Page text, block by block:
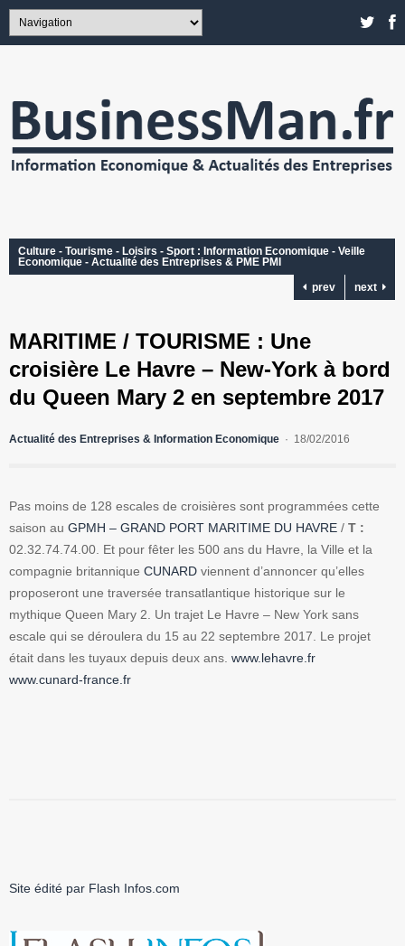
Culture - Tourisme - Loisirs - Sport : Information Economique - Veille
Economique - Actualité des Entreprises & PME PMI
prev
next
MARITIME / TOURISME : Une
croisière Le Havre – New-York à bord
du Queen Mary 2 en septembre 2017
Actualité des Entreprises & Information Economique 18/02/2016
Pas moins de 128 escales de croisières sont programmées cette
saison au GPMH – GRAND PORT MARITIME DU HAVRE / T :
02.32.74.74.00. Et pour fêter les 500 ans du Havre, la Ville et la
compagnie britannique CUNARD viennent d’annoncer qu’elles
proposeront une traversée transatlantique historique sur le
mythique Queen Mary 2. Un trajet Le Havre – New York sans
escale qui se déroulera du 15 au 22 septembre 2017. Le projet
était dans les tuyaux depuis deux ans. www.lehavre.fr
www.cunard-france.fr
Site édité par Flash Infos.com